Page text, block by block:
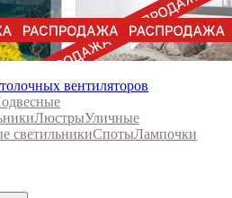
вентиляторов
ЛюстрыУличные
светильникиСпотыЛампочки